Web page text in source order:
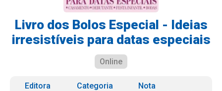
Livro dos Bolos Especial - Ideias
irresistíveis para datas especiais
Online
Editora
Categoria
Nota